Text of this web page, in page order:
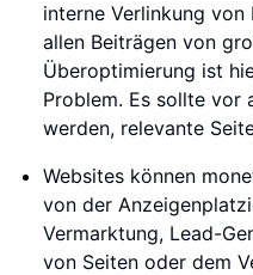
interne Verlinkung
allen Beiträgen von
Überoptimierung ist
Problem. Es sollte vor
werden, relevante
Websites können
von der
Vermarktung, Lead-
von Seiten oder dem